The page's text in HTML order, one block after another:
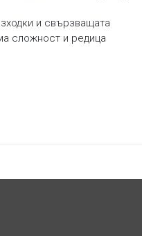
и свързващата
сложност и редица